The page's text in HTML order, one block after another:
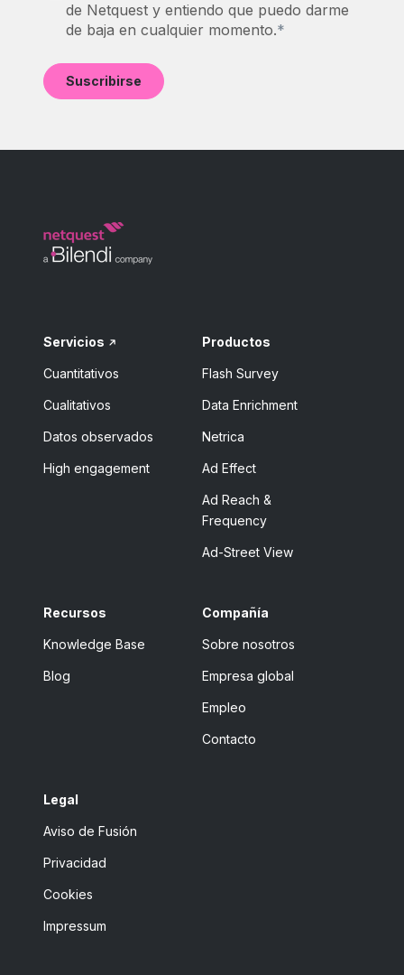
de Netquest y entiendo que puedo darme
de baja en cualquier momento.*
Servicios
Cuantitativos
Cualitativos
Datos observados
High engagement
Productos
Flash Survey
Data Enrichment
Netrica
Ad Effect
Ad Reach &
Frequency
Ad-Street View
Recursos
Knowledge Base
Blog
Compañía
Sobre nosotros
Empresa global
Empleo
Contacto
Legal
Aviso de Fusión
Privacidad
Cookies
Impressum